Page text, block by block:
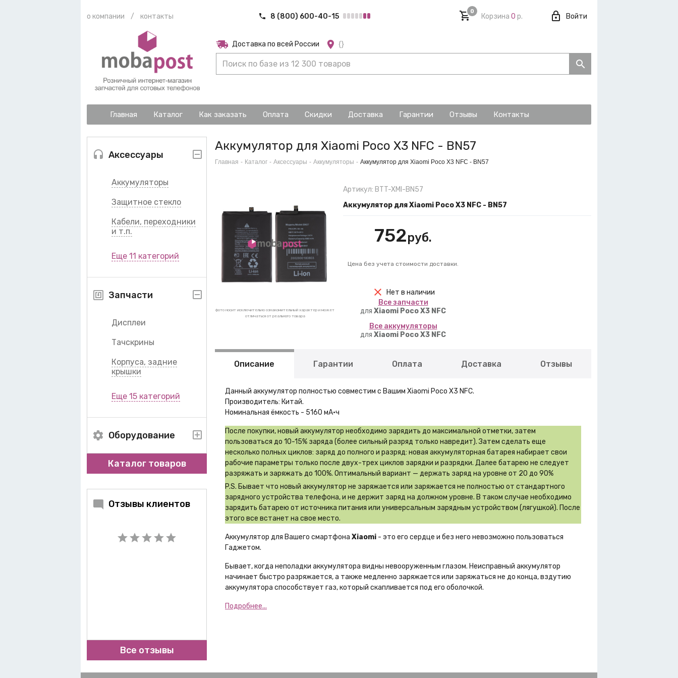
о компании / контакты 8 (800) 600-40-15
0
Корзина 0 р. Войти
Доставка по всей России {}
Главная Каталог Как заказать Оплата Скидки Доставка Гарантии Отзывы Контакты
Аксессуары
Аккумуляторы
Защитное стекло
Кабели, переходники
и т.п.
Еще 11 категорий
Запчасти
Дисплеи
Тачскрины
Корпуса, задние
крышки
Еще 15 категорий
Оборудование
Каталог товаров
Отзывы клиентов
Все отзывы
Аккумулятор для Xiaomi Poco X3 NFC - BN57
Главная - Каталог - Аксессуары - Аккумуляторы - Аккумулятор для Xiaomi Poco X3 NFC - BN57
фото носит исключительно ознакомительный характер и может
отличаться от реального товара
Артикул: BTT-XMI-BN57
Аккумулятор для Xiaomi Poco X3 NFC - BN57
752руб.
Цена без учета стоимости доставки.
Нет в наличии
Вcе запчасти
для Xiaomi Poco X3 NFC
Вcе аккумуляторы
для Xiaomi Poco X3 NFC
Описание Гарантии Оплата Доставка Отзывы
Данный аккумулятор полностью совместим с Вашим Xiaomi Poco X3 NFC.
Производитель: Китай.
Номинальная ёмкость - 5160 мА·ч
После покупки, новый аккумулятор необходимо зарядить до максимальной отметки, затем
пользоваться до 10-15% заряда (более сильный разряд только навредит). Затем сделать еще
несколько полных циклов: заряд до полного и разряд: новая аккумуляторная батарея набирает свои
рабочие параметры только после двух-трех циклов зарядки и разрядки. Далее батарею не следует
разряжать и заряжать до 100%. Оптимальный вариант — держать заряд на уровне от 20 до 90%
P.S. Бывает что новый аккумулятор не заряжается или заряжается не полностью от стандартного
зарядного устройства телефона, и не держит заряд на должном уровне. В таком случае необходимо
зарядить батарею от источника питания или универсальным зарядным устройством (лягушкой). После
этого все встанет на свое место.
Аккумулятор для Вашего смартфона Xiaomi - это его сердце и без него невозможно пользоваться
Гаджетом.
Бывает, когда неполадки аккумулятора видны невооруженным глазом. Неисправный аккумулятор
начинает быстро разряжается, а также медленно заряжается или заряжаться не до конца, вздутию
аккумулятора способствует газ, который скапливается под его оболочкой.
Подробнее...